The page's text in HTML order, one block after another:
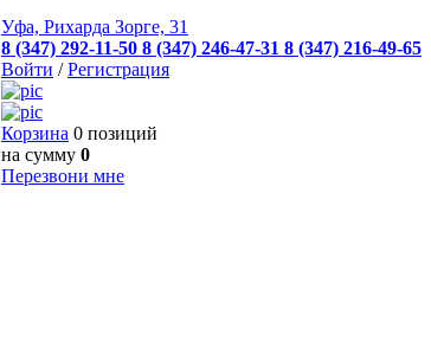
Уфа, Рихарда Зорге, 31
8 (347) 292-11-50 8 (347) 246-47-31 8 (347) 216-49-65
Войти /Регистрация
Корзина 0 позиций
на сумму 0
Перезвони мне